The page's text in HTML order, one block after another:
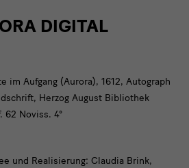
DIGITAL
im Aufgang (Aurora), 1612, Autograph
Herzog August Bibliothek
62 Noviss. 4°
und Realisierung: Claudia Brink,